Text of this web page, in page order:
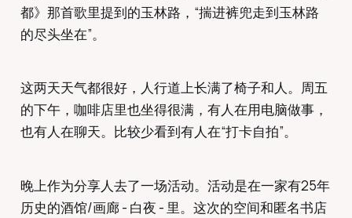
都》那首歌里提到的玉林路，“揣进裤兜走到玉林路
的尽头坐在”。
这两天天气都很好，人行道上长满了椅子和人。周五
的下午，咖啡店里也坐得很满，有人在用电脑做事，
也有人在聊天。比较少看到有人在“打卡自拍”。
晚上作为分享人去了一场活动。活动是在一家有25年
历史的酒馆/画廊 - 白夜 - 里。这次的空间和匿名书店